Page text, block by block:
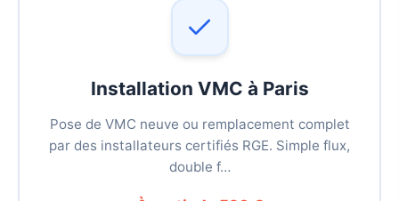
Installation VMC à Paris
Pose de VMC neuve ou remplacement complet
par des installateurs certifiés RGE. Simple flux,
double f…